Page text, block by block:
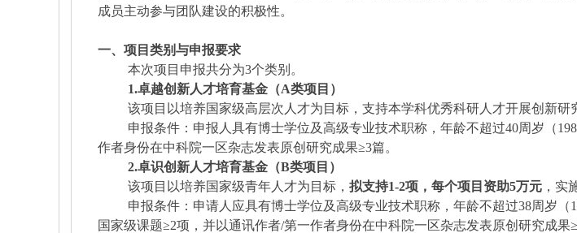
成员主动参与团队建设的积极性。
一、项目类别与申报要求
本次项目申报共分为3个类别。
1.卓越创新人才培育基金（A类项目）
该项目以培养国家级高层次人才为目标，支持本学科优秀科研人才开展创新研
申报条件：申报人具有博士学位及高级专业技术职称，年龄不超过40周岁（
作者身份在中科院一区杂志发表原创研究成果≥3篇。
2.卓识创新人才培育基金（B类项目）
该项目以培养国家级青年人才为目标， 拟支持1-2项，每个项目资助5万元，实
申报条件：申请人应具有博士学位及高级专业技术职称，年龄不超过38周岁（
国家级课题≥2项，并以通讯作者/第一作者身份在中科院一区杂志发表原创研究成果